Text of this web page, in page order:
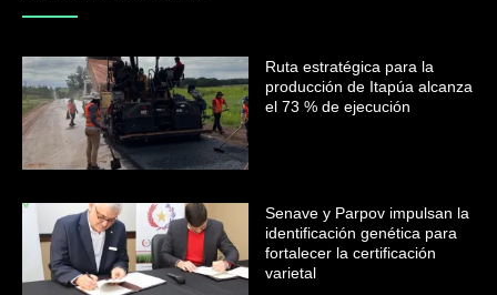
Ruta estratégica para la
producción de Itapúa alcanza
el 73 % de ejecución
Senave y Parpov impulsan la
identificación genética para
fortalecer la certificación
varietal